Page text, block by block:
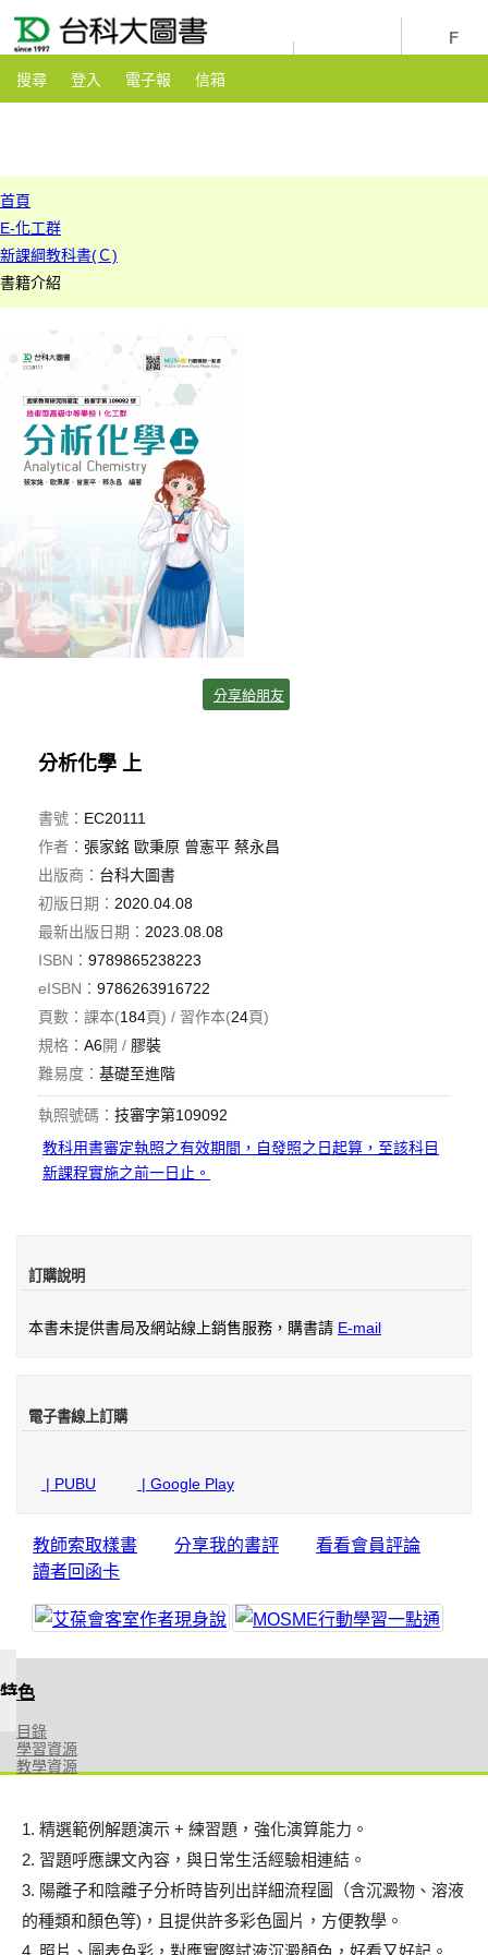
搜尋 登入 電子報 信箱
首頁
E-化工群
新課綱教科書(Ｃ)
書籍介紹
分享給朋友
分析化學 上
書號： EC20111
作者： 張家銘 歐秉原 曾憲平 蔡永昌
出版商： 台科大圖書
初版日期： 2020.04.08
最新出版日期： 2023.08.08
ISBN： 9789865238223
eISBN： 9786263916722
頁數：課本(184頁) / 習作本(24頁)
規格： A6開 / 膠裝
難易度： 基礎至進階
執照號碼： 技審字第109092
教科用書審定執照之有效期間，自發照之日起算，至該科目
新課程實施之前一日止。
訂購說明
本書未提供書局及網站線上銷售服務，購書請 E-mail
電子書線上訂購
| PUBU | Google Play
教師索取樣書 分享我的書評
看看會員評論
讀者回函卡
特色
目錄
學習資源
教學資源
1. 精選範例解題演示 + 練習題，強化演算能力。
2. 習題呼應課文內容，與日常生活經驗相連結。
3. 陽離子和陰離子分析時皆列出詳細流程圖（含沉澱物、溶液
的種類和顏色等)，且提供許多彩色圖片，方便教學。
4. 照片、圖表色彩，對應實際試液沉澱顏色，好看又好記。